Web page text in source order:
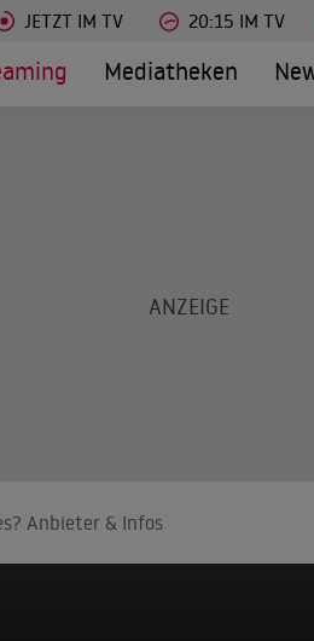
JETZT IM TV 20:15 IM TV
Mediatheken
Anbieter & Infos